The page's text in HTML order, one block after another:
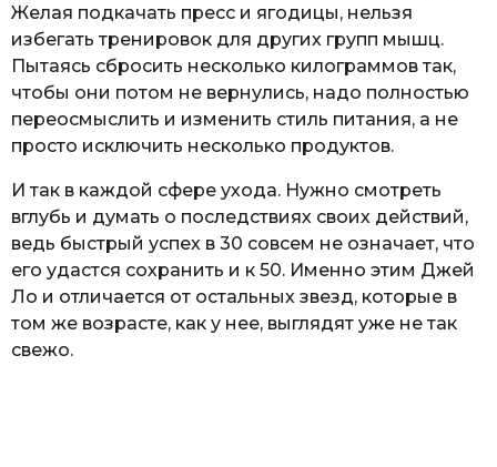
Желая подкачать пресс и ягодицы, нельзя
избегать тренировок для других групп мышц.
Пытаясь сбросить несколько килограммов так,
чтобы они потом не вернулись, надо полностью
переосмыслить и изменить стиль питания, а не
просто исключить несколько продуктов.
И так в каждой сфере ухода. Нужно смотреть
вглубь и думать о последствиях своих действий,
ведь быстрый успех в 30 совсем не означает, что
его удастся сохранить и к 50. Именно этим Джей
Ло и отличается от остальных звезд, которые в
том же возрасте, как у нее, выглядят уже не так
свежо.